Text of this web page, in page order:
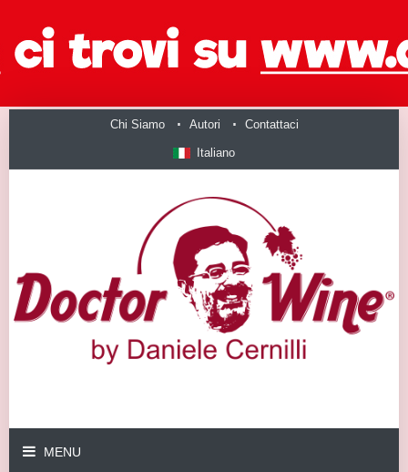
Chi Siamo Autori Contattaci
Italiano
MENU